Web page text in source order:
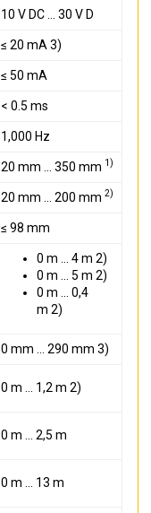
10 V DC ... 30 V D
≤ 20 mA 3)
≤ 50 mA
< 0.5 ms
1,000 Hz
20 mm ... 350 mm 1)
20 mm ... 200 mm 2)
≤ 98 mm
0 m ... 4 m 2)
0 m ... 5 m 2)
0 m ... 0,4
m 2)
0 mm ... 290 mm 3)
0 m ... 1,2 m 2)
0 m ... 2,5 m
0 m ... 13 m